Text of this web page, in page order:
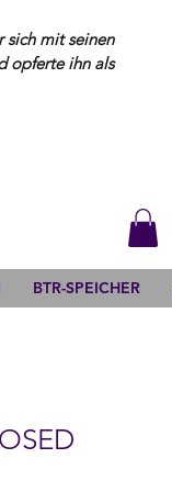
sich mit seinen
opferte ihn als
BTR-SPEICHER